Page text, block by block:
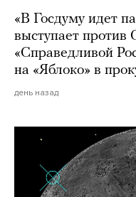
«В Госдуму идет
выступает против
«Справедливой
на «Яблоко» в
день назад